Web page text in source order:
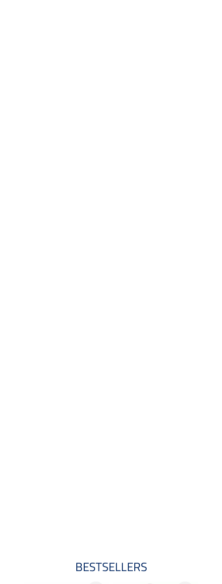
BESTSELLERS